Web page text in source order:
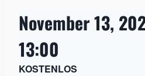
November 13,
13:00
KOSTENLOS